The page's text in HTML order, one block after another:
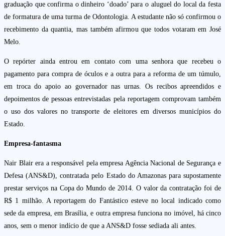
graduação que confirma o dinheiro ‘doado’ para o aluguel do local da festa
de formatura de uma turma de Odontologia. A estudante não só confirmou o
recebimento da quantia, mas também afirmou que todos votaram em José
Melo.
O repórter ainda entrou em contato com uma senhora que recebeu o
pagamento para compra de óculos e a outra para a reforma de um túmulo,
em troca do apoio ao governador nas urnas. Os recibos apreendidos e
depoimentos de pessoas entrevistadas pela reportagem comprovam também
o uso dos valores no transporte de eleitores em diversos municípios do
Estado.
Empresa-fantasma
Nair Blair era a responsável pela empresa Agência Nacional de Segurança e
Defesa (ANS&D), contratada pelo Estado do Amazonas para supostamente
prestar serviços na Copa do Mundo de 2014. O valor da contratação foi de
R$ 1 milhão. A reportagem do Fantástico esteve no local indicado como
sede da empresa, em Brasília, e outra empresa funciona no imóvel, há cinco
anos, sem o menor indício de que a ANS&D fosse sediada ali antes.